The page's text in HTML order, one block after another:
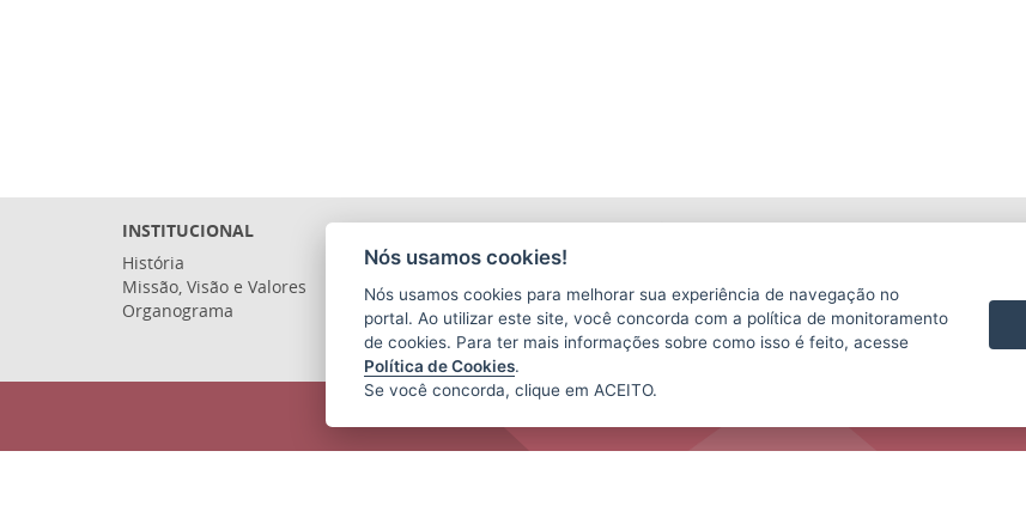
INSTITUCIONAL
História
Missão, Visão e Valores
Organograma
Nós usamos cookies!
Nós usamos cookies para melhorar sua experiência de navegação no
portal. Ao utilizar este site, você concorda com a política de monitoramento
de cookies. Para ter mais informações sobre como isso é feito, acesse
Política de Cookies.
Se você concorda, clique em ACEITO.